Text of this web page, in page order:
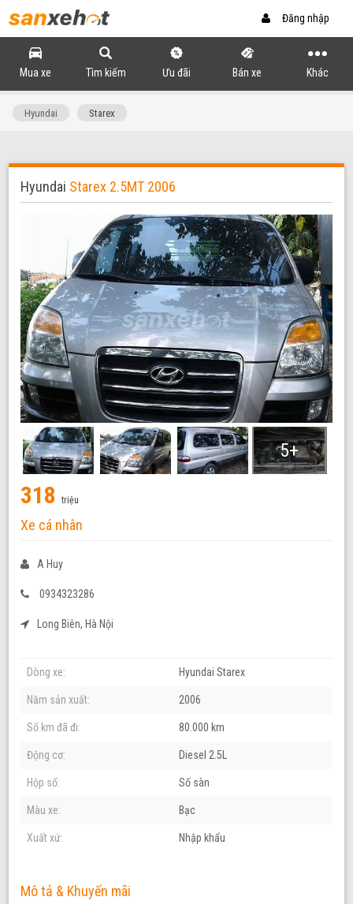
Đăng nhập
Mua xe Tìm kiếm Ưu đãi Bán xe Khác
Hyundai Starex
Hyundai Starex 2.5MT 2006
5+
318triệu
Xe cá nhân
A Huy
0934323286
Long Biên, Hà Nội
Dòng xe: Hyundai Starex
Năm sản xuất: 2006
Số km đã đi: 80.000 km
Động cơ: Diesel 2.5L
Hộp số: Số sàn
Màu xe: Bạc
Xuất xứ: Nhập khẩu
Mô tả & Khuyến mãi